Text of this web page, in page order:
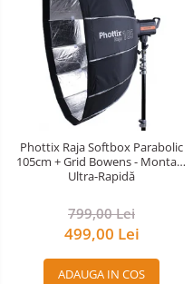
Phottix Raja Softbox Parabolic
105cm + Grid Bowens - Montare
Ultra-Rapidă
799,00 Lei
499,00 Lei
ADAUGA IN COS